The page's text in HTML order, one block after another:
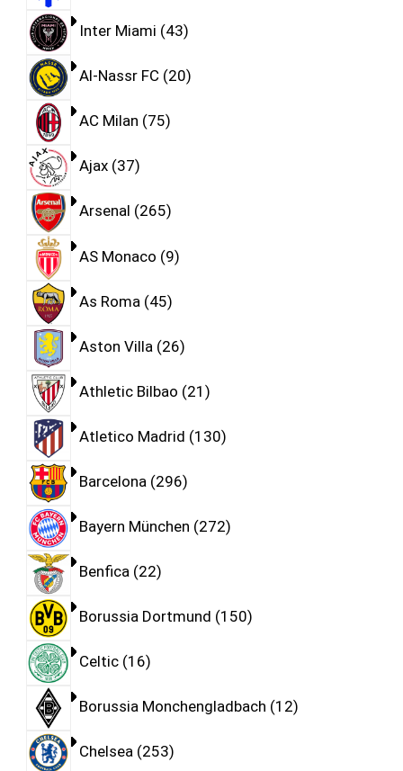
Inter Miami 43
Al-Nassr FC 20
AC Milan 75
Ajax 37
Arsenal 265
AS Monaco 9
As Roma 45
Aston Villa 26
Athletic Bilbao 21
Atletico Madrid 130
Barcelona 296
Bayern München 272
Benfica 22
Borussia Dortmund 150
Celtic 16
Borussia Monchengladbach 12
Chelsea 253